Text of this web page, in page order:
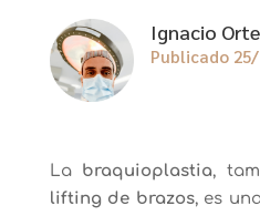
Ignacio
Publicado
La braquioplastia,
lifting de brazos, es